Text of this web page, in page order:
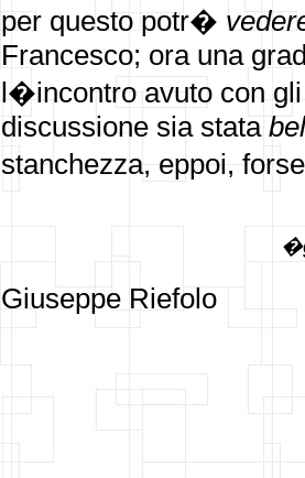
per questo potr�
Francesco; ora una
l�incontro avuto con
discussione sia stata
stanchezza, eppoi,
Giuseppe Riefolo